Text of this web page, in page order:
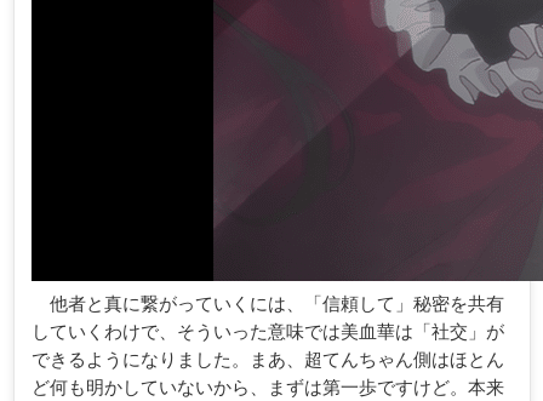
他者と真に繋がっていくには、「信頼して」秘密を共有
していくわけで、そういった意味では美血華は「社交」が
できるようになりました。まあ、超てんちゃん側はほとん
ど何も明かしていないから、まずは第一歩ですけど。本来